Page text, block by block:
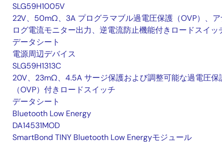
SLG59H1005V
22V、50mΩ、3A プログラマブル過電圧保護（OVP）、
ログ電流モニター出力、逆電流防止機能付きロードスイッ
データシート
電源周辺デバイス
SLG59H1313C
20V、23mΩ、4.5A サージ保護および調整可能な過電圧保
（OVP）付きロードスイッチ
データシート
Bluetooth Low Energy
DA14531MOD
SmartBond TINY Bluetooth Low Energyモジュール